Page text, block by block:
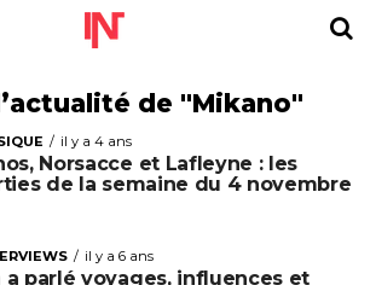
de "Mikano"
il y a 4 ans
Norsacce et Lafleyne : les
de la semaine du 4 novembre
il y a 6 ans
a parlé voyages, influences et